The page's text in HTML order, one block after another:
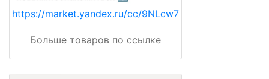
https://market.yandex.ru/cc/9NLcw7
Больше товаров по ссылке